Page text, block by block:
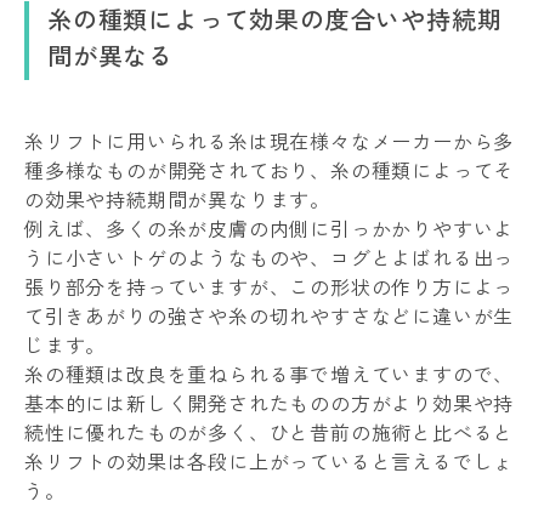
糸の種類によって効果の度合いや持続期
間が異なる
糸リフトに用いられる糸は現在様々なメーカーから多
種多様なものが開発されており、糸の種類によってそ
の効果や持続期間が異なります。
例えば、多くの糸が皮膚の内側に引っかかりやすいよ
うに小さいトゲのようなものや、コグとよばれる出っ
張り部分を持っていますが、この形状の作り方によっ
て引きあがりの強さや糸の切れやすさなどに違いが生
じます。
糸の種類は改良を重ねられる事で増えていますので、
基本的には新しく開発されたものの方がより効果や持
続性に優れたものが多く、ひと昔前の施術と比べると
糸リフトの効果は各段に上がっていると言えるでしょ
う。